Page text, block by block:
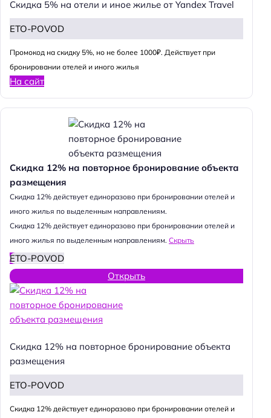
Скидка 5% на отели и иное жилье от Yandex Travel
ETO-POVOD
Промокод на скидку 5%, но не более 1000₽. Действует при
бронировании отелей и иного жилья
На сайт
Скидка 12% на повторное бронирование объекта
размещения
Cкидка 12% действует единоразово при бронировании отелей и
иного жилья по выделенным направлениям.
Cкидка 12% действует единоразово при бронировании отелей и
иного жилья по выделенным направлениям. Скрыть
ETO-POVOD
Открыть
Скидка 12% на повторное бронирование объекта
размещения
ETO-POVOD
Cкидка 12% действует единоразово при бронировании отелей и